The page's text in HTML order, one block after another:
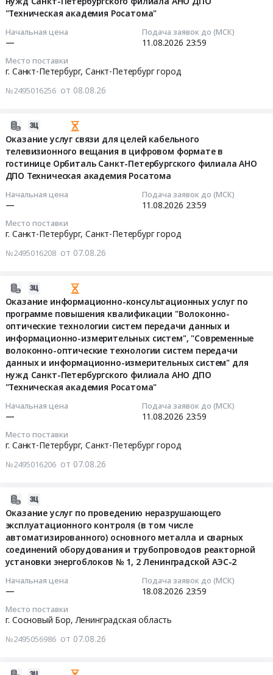
2
"Техническая академия Росатома"
Начальная цена
—
Подача заявок до (МСК)
11.08.2026 23:59
Место поставки
г. Санкт-Петербург,Санкт-Петербург город
№2495016256 от 08.08.26
Оказание услуг связи для целей кабельного
телевизионного вещания в цифровом формате в
гостинице Орбиталь Санкт-Петербургского филиала АНО
ДПО Техническая академия Росатома
Начальная цена
—
Подача заявок до (МСК)
11.08.2026 23:59
Место поставки
г. Санкт-Петербург,Санкт-Петербург город
№2495016208 от 07.08.26
Оказание информационно-консультационных услуг по
программе повышения квалификации "Волоконно-
оптические технологии систем передачи данных и
информационно-измерительных систем", "Современные
волоконно-оптические технологии систем передачи
данных и информационно-измерительных систем" для
нужд Санкт-Петербургского филиала АНО ДПО
"Техническая академия Росатома"
Начальная цена
—
Подача заявок до (МСК)
11.08.2026 23:59
Место поставки
г. Санкт-Петербург,Санкт-Петербург город
№2495016206 от 07.08.26
Оказание услуг по проведению неразрушающего
эксплуатационного контроля (в том числе
автоматизированного) основного металла и сварных
соединений оборудования и трубопроводов реакторной
установки энергоблоков № 1, 2 Ленинградской АЭС-2
Начальная цена
—
Подача заявок до (МСК)
18.08.2026 23:59
Место поставки
г. Сосновый Бор,Ленинградская область
№2495056986 от 07.08.26